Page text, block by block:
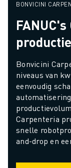
BONVICINI
Bonvicini
niveaus van
eenvoudig
Carpenteria
snelle
and-drop en